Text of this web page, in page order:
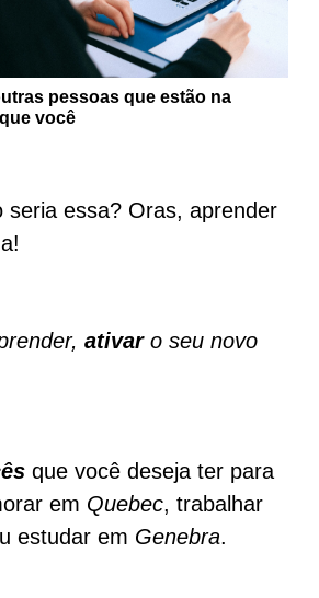
pessoas que estão na
você
seria essa? Oras, aprender
ativaro seu novo
que você deseja ter para
em Quebec, trabalhar
estudar em Genebra.